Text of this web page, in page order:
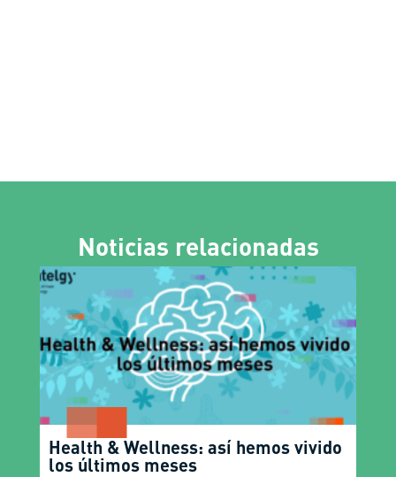
Noticias relacionadas
Health & Wellness: así hemos vivido
los últimos meses